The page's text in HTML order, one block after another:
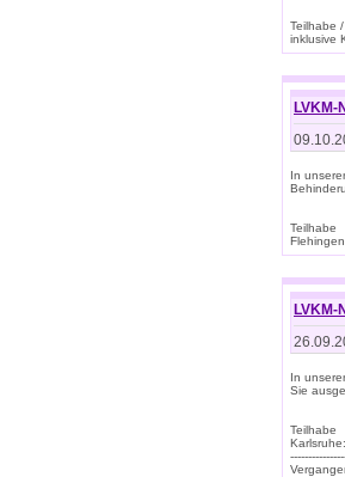
Teilhabe
inklusive
LVKM-
In
Teilhabe
LVKM-
In
Sie
Teilhabe